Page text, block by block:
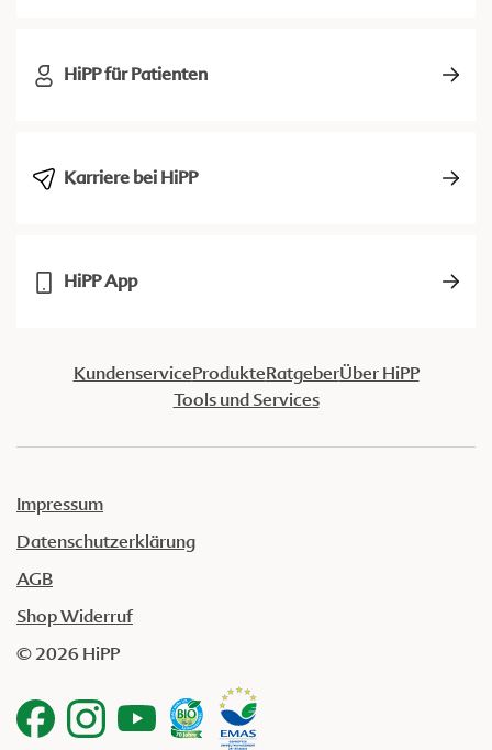
HiPP für Patienten
Karriere bei HiPP
HiPP App
KundenserviceProdukteRatgeberÜber HiPP
Tools und Services
Impressum
Datenschutzerklärung
AGB
Shop Widerruf
© 2026 HiPP